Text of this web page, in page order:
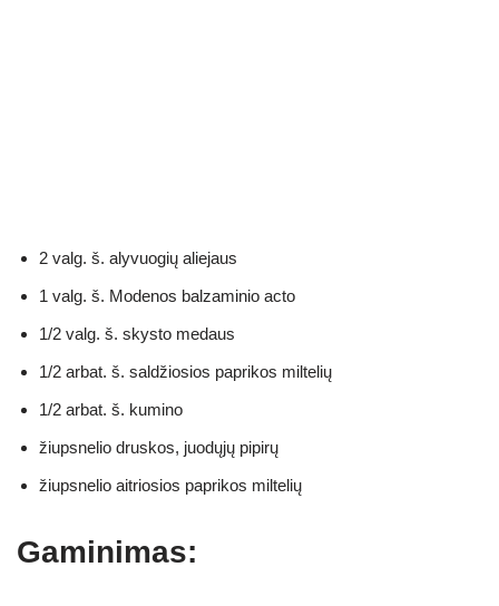
2 valg. š. alyvuogių aliejaus
1 valg. š. Modenos balzaminio acto
1/2 valg. š. skysto medaus
1/2 arbat. š. saldžiosios paprikos miltelių
1/2 arbat. š. kumino
žiupsnelio druskos, juodųjų pipirų
žiupsnelio aitriosios paprikos miltelių
Gaminimas: